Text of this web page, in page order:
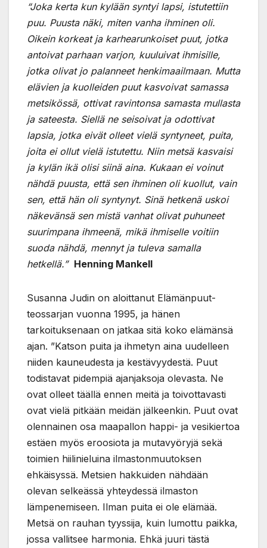
“Joka kerta kun kylään syntyi lapsi, istutettiin
puu. Puusta näki, miten vanha ihminen oli.
Oikein korkeat ja karhearunkoiset puut, jotka
antoivat parhaan varjon, kuuluivat ihmisille,
jotka olivat jo palanneet henkimaailmaan. Mutta
elävien ja kuolleiden puut kasvoivat samassa
metsikössä, ottivat ravintonsa samasta mullasta
ja sateesta. Siellä ne seisoivat ja odottivat
lapsia, jotka eivät olleet vielä syntyneet, puita,
joita ei ollut vielä istutettu. Niin metsä kasvaisi
ja kylän ikä olisi siinä aina. Kukaan ei voinut
nähdä puusta, että sen ihminen oli kuollut, vain
sen, että hän oli syntynyt. Sinä hetkenä uskoi
näkevänsä sen mistä vanhat olivat puhuneet
suurimpana ihmeenä, mikä ihmiselle voitiin
suoda nähdä, mennyt ja tuleva samalla
hetkellä.” Henning Mankell
Susanna Judin on aloittanut Elämänpuut-
teossarjan vuonna 1995, ja hänen
tarkoituksenaan on jatkaa sitä koko elämänsä
ajan. ”Katson puita ja ihmetyn aina uudelleen
niiden kauneudesta ja kestävyydestä. Puut
todistavat pidempiä ajanjaksoja olevasta. Ne
ovat olleet täällä ennen meitä ja toivottavasti
ovat vielä pitkään meidän jälkeenkin. Puut ovat
olennainen osa maapallon happi- ja vesikiertoa
estäen myös eroosiota ja mutavyöryjä sekä
toimien hiilinieluina ilmastonmuutoksen
ehkäisyssä. Metsien hakkuiden nähdään
olevan selkeässä yhteydessä ilmaston
lämpenemiseen. Ilman puita ei ole elämää.
Metsä on rauhan tyyssija, kuin lumottu paikka,
jossa vallitsee harmonia. Ehkä juuri tästä